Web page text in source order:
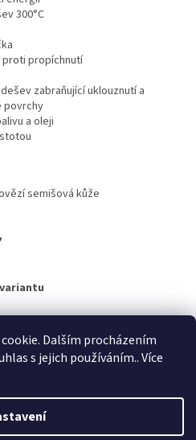
Dalším procházením
s jejich používáním.. Více
300°C
propíchnutí
zabraňující uklouznutí a
povrchy
a oleji
semišová kůže